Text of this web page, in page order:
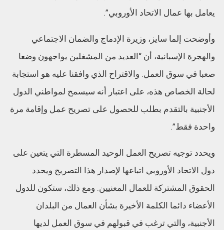
يعامل بها عمال الاتحاد الأوروبي”.
وأوضحت إلما سايز، وزيرة الإدماج والضمان الاجتماعي
والهجرة الإسبانية، أن “العديد من المشغلين يواجهون وضعا
صعبا في سوق العمل. والاقتراح الذي وافقنا عليه هو استجابة
لحالة الخصاص هذه، على اعتبار أنه سيسمح لمواطني الدول
الأجنبية بالتقدم بطلب للحصول على تصريح عمل وإقامة مرة
واحدة فقط”.
ويحدد توجيه تصريح العمل الوحيد المسطرة التي يتعين على
دول الاتحاد الأوروبي اتباعها لإصدار هذا التصريح ويحدد
الحقوق المشتركة للعمال المعنيين. ومع ذلك، ستكون للدول
الأعضاء دائما الكلمة الأخيرة بشأن العمال من البلدان
الأجنبية، والتي ترغب في قبولهم في سوق العمل لديها